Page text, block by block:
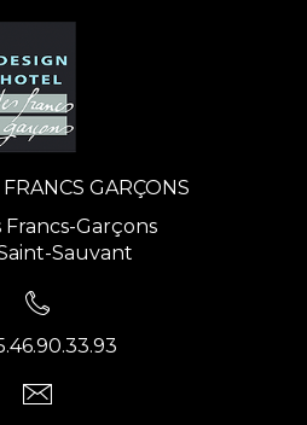
GARÇONS
Francs-Garçons
Sauvant